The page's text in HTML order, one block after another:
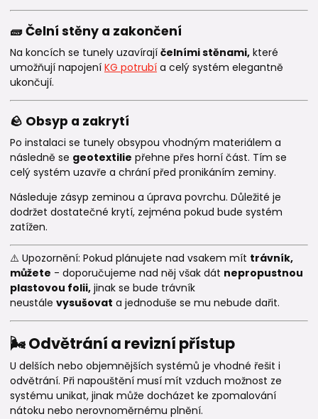
🧱 Čelní stěny a zakončení
Na koncích se tunely uzavírají čelními stěnami, které
umožňují napojení KG potrubí a celý systém elegantně
ukončují.
🪨 Obsyp a zakrytí
Po instalaci se tunely obsypou vhodným materiálem a
následně se geotextilie přehne přes horní část. Tím se
celý systém uzavře a chrání před pronikáním zeminy.
Následuje zásyp zeminou a úprava povrchu. Důležité je
dodržet dostatečné krytí, zejména pokud bude systém
zatížen.
⚠️ Upozornění: Pokud plánujete nad vsakem mít trávník,
můžete - doporučujeme nad něj však dát nepropustnou
plastovou folii, jinak se bude trávník
neustále vysušovat a jednoduše se mu nebude dařit.
🌬️ Odvětrání a revizní přístup
U delších nebo objemnějších systémů je vhodné řešit i
odvětrání. Při napouštění musí mít vzduch možnost ze
systému unikat, jinak může docházet ke zpomalování
nátoku nebo nerovnoměrnému plnění.